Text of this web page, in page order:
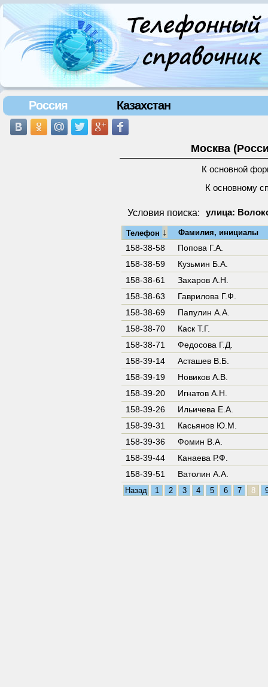
Россия Казахстан
Москва
К основной
К основному
Условия поиска: улица:
Телефон ↓ Фамилия, инициалы
158-38-58
Попова Г.А.
158-38-59
Кузьмин Б.А.
158-38-61
Захаров А.Н.
158-38-63
Гаврилова Г.Ф.
158-38-69
Папулин А.А.
158-38-70
Каск Т.Г.
158-38-71
Федосова Г.Д.
158-39-14
Асташев В.Б.
158-39-19
Новиков А.В.
158-39-20
Игнатов А.Н.
158-39-26
Ильичева Е.А.
158-39-31
Касьянов Ю.М.
158-39-36
Фомин В.А.
158-39-44
Канаева Р.Ф.
158-39-51
Ватолин А.А.
Назад 1 2 3 4 5 6 7 8